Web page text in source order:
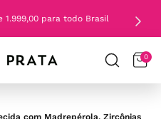
1.999,00 para todo Brasil
0
com Madrepérola, Zircônias